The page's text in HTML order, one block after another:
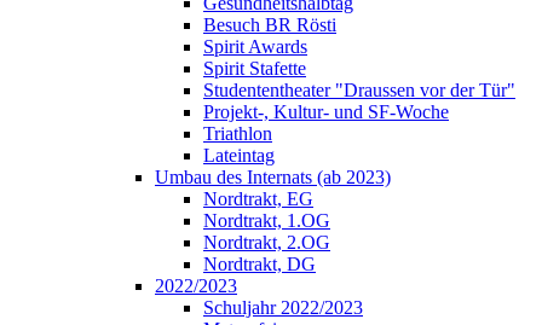
Besuch BR Rösti
Spirit Awards
Spirit Stafette
Studententheater "Draussen vor der Tür"
Projekt-, Kultur- und SF-Woche
Triathlon
Lateintag
Umbau des Internats (ab 2023)
Nordtrakt, EG
Nordtrakt, 1.OG
Nordtrakt, 2.OG
Nordtrakt, DG
2022/2023
Schuljahr 2022/2023